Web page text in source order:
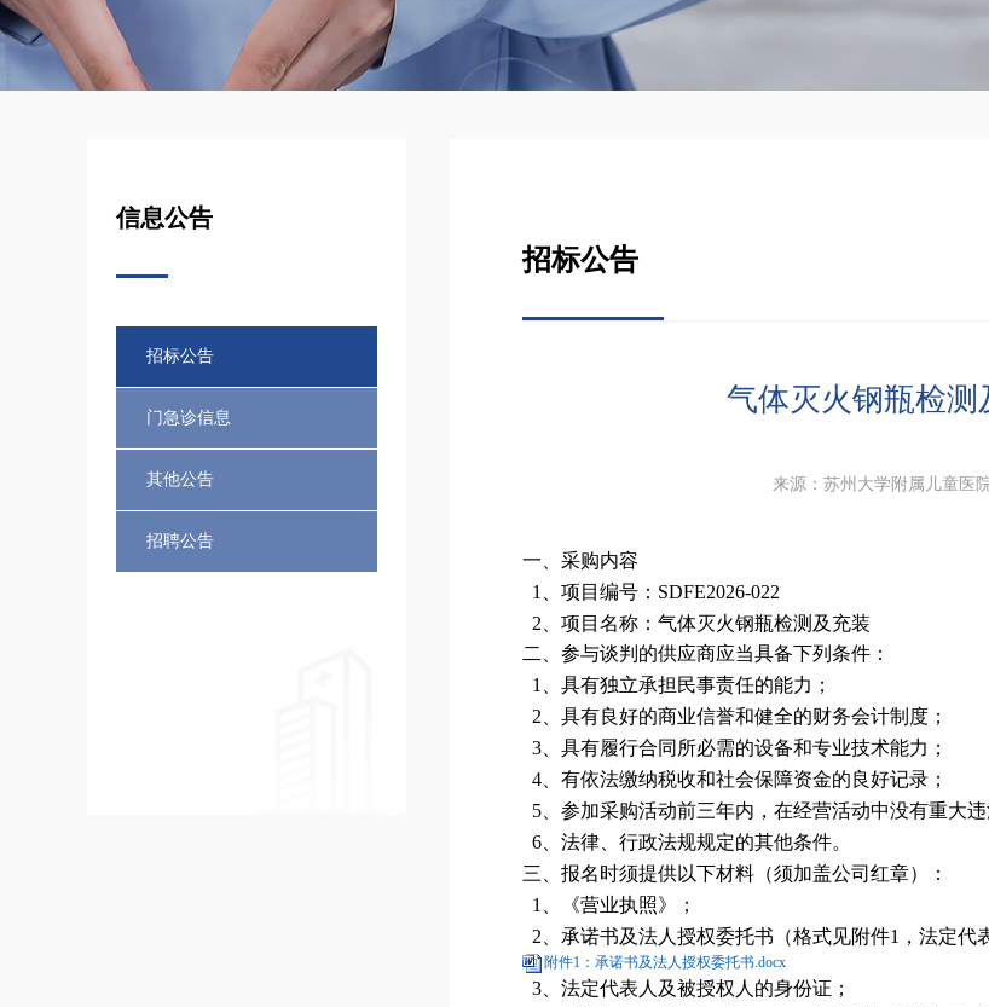
信息公告
招标公告
门急诊信息
其他公告
招聘公告
招标公告
气体灭火钢瓶检
来源：苏州大学附属儿童医
一、采购内容
1、 项目编号： SDFE2026-022
2、 项目名称：气体灭火钢瓶检测及充装
二、参与谈判的供应商应当具备下列条件：
1、 具有独立承担民事责任的能力；
2、 具有良好的商业信誉和健全的财务会计制度；
3、 具有履行合同所必需的设备和专业技术能力；
4、 有依法缴纳税收和社会保障资金的良好记录；
5、 参加采购活动前三年内，在经营活动中没有重大违
6、 法律、行政法规规定的其他条件。
三、报名时须提供以下材料（须加盖公司红章）：
1、
《营业执照》；
2、 承诺书及法人授权委托书（格式见附件1 ，法定代
附件1：承诺书及法人授权委托书.docx
3、法定代表人及被授权人的身份证；